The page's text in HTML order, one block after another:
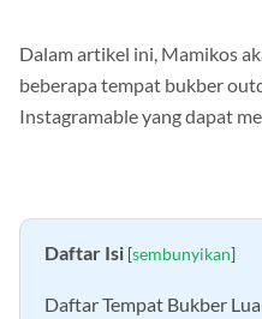
Dalam artikel ini, Mamikos
beberapa tempat bukber
Instagramable yang dapat
Daftar Isi [sembunyikan]
Daftar Tempat Bukber